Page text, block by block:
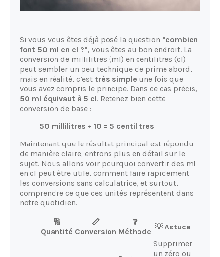
Si vous vous êtes déjà posé la question "combien
font 50 ml en cl ?", vous êtes au bon endroit. La
conversion de millilitres (ml) en centilitres (cl)
peut sembler un peu technique de prime abord,
mais en réalité, c’est très simple une fois que
vous avez compris le principe. Dans ce cas précis,
50 ml équivaut à 5 cl. Retenez bien cette
conversion de base :
50 millilitres ÷ 10 = 5 centilitres
Maintenant que le résultat principal est répondu
de manière claire, entrons plus en détail sur le
sujet. Nous allons voir pourquoi convertir des ml
en cl peut être utile, comment faire rapidement
les conversions sans calculatrice, et surtout,
comprendre ce que ces unités représentent dans
notre quotidien.
🔢
Quantité
📏
Conversion
❓
Méthode
💡 Astuce
Supprimer
un zéro ou